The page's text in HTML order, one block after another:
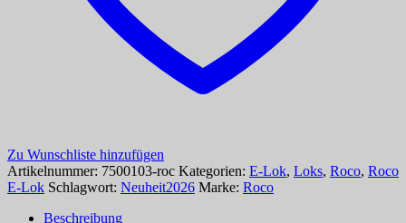
Zu Wunschliste hinzufügen
Artikelnummer: 7500103-roc Kategorien: E-Lok, Loks, Roco, Roco
E-Lok Schlagwort: Neuheit2026 Marke: Roco
Beschreibung